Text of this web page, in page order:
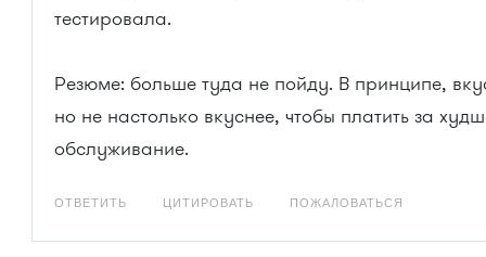
тестировала.
Резюме: больше туда не пойду. В принципе,
но не настолько вкуснее, чтобы платить за
обслуживание.
ОТВЕТИТЬ ЦИТИРОВАТЬ ПОЖАЛОВАТЬСЯ